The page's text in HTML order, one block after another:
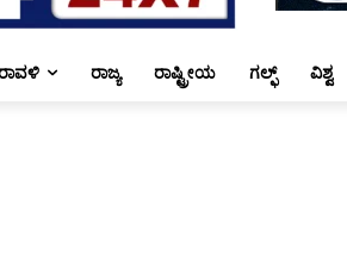
ರಾಜ್ಯ ರಾಷ್ಟ್ರೀಯ ಗಲ್ಫ್ ವಿಶ್ವ